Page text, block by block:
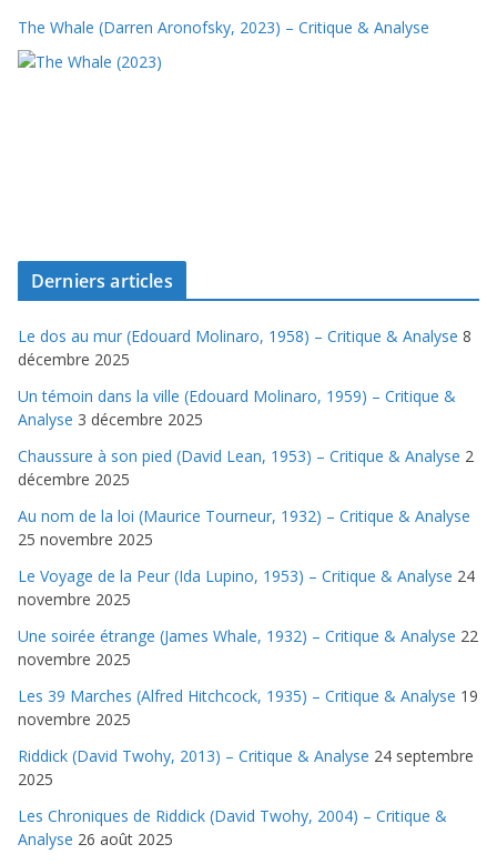
The Whale (Darren Aronofsky, 2023) – Critique & Analyse
Derniers articles
Le dos au mur (Edouard Molinaro, 1958) – Critique & Analyse 8
décembre 2025
Un témoin dans la ville (Edouard Molinaro, 1959) – Critique &
Analyse 3 décembre 2025
Chaussure à son pied (David Lean, 1953) – Critique & Analyse 2
décembre 2025
Au nom de la loi (Maurice Tourneur, 1932) – Critique & Analyse
25 novembre 2025
Le Voyage de la Peur (Ida Lupino, 1953) – Critique & Analyse 24
novembre 2025
Une soirée étrange (James Whale, 1932) – Critique & Analyse 22
novembre 2025
Les 39 Marches (Alfred Hitchcock, 1935) – Critique & Analyse 19
novembre 2025
Riddick (David Twohy, 2013) – Critique & Analyse 24 septembre
2025
Les Chroniques de Riddick (David Twohy, 2004) – Critique &
Analyse 26 août 2025